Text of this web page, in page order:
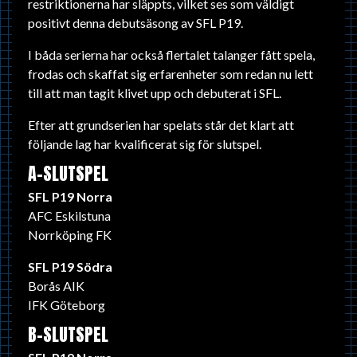
restriktionerna har släppts, vilket ses som väldigt
positivt denna debutsäsong av SFL P19.
I båda serierna har också flertalet talanger fått spela,
frodas och skaffat sig erfarenheter som redan nu lett
till att man tagit klivet upp och debuterat i SFL.
Efter att grundserien har spelats står det klart att
följande lag har kvalificerat sig för slutspel.
A-SLUTSPEL
SFL P19 Norra
AFC Eskilstuna
Norrköping FK
SFL P19 Södra
Borås AIK
IFK Göteborg
B-SLUTSPEL